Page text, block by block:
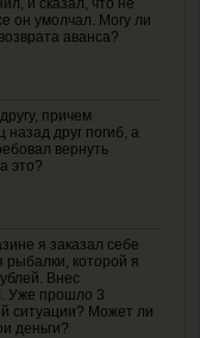
и сказал, что не
он умолчал. Могу ли
аванса?
причем
друг погиб, а
вернуть
это?
я заказал себе
которой я
Внес
Уже прошло 3
ситуации? Может ли
деньги?